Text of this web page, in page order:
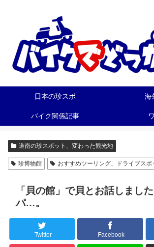
日本の珍スポ 海
バイク関係記事
道南の珍スポット、変わった観光地
珍博物館 おすすめツーリング、ドライブスポ
「貝の館」で貝とお話しまし
パ…。
Twitter Facebook